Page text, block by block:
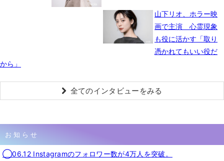
山下リオ、ホラー映
画で主演 心霊現象
も役に活かす「取り
憑かれてもいい役だ
から」
全てのインタビューをみる
お知らせ
◯06.12 Instagramのフォロワー数が4万人を突破。